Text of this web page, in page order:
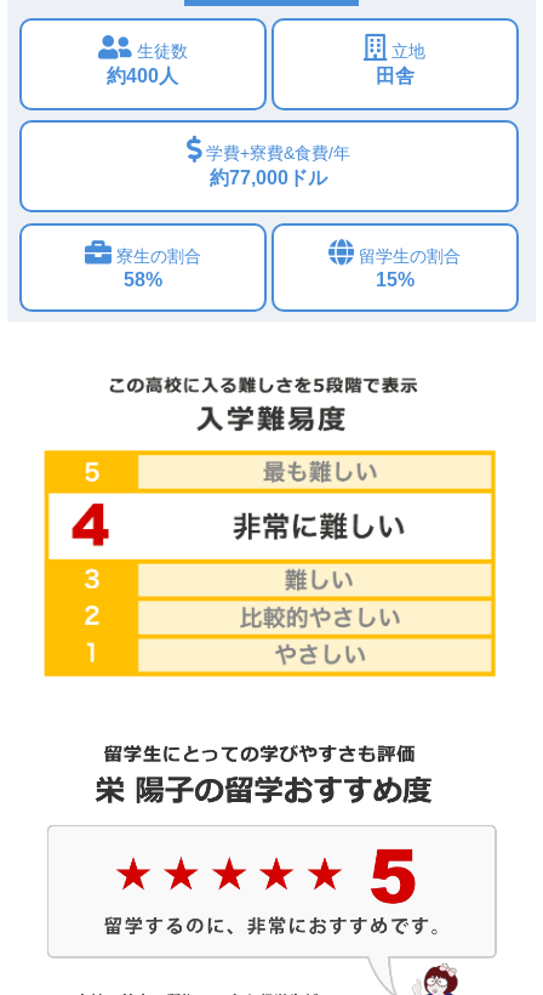
生徒数
約400人
立地
田舎
学費+寮費&食費/年
約77,000ドル
寮生の割合
58%
留学生の割合
15%